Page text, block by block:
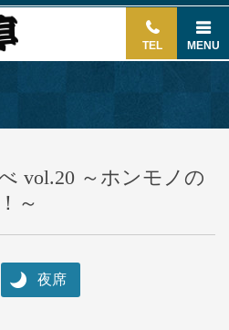
TEL MENU
vol.20 ～ホンモノの
～
夜席